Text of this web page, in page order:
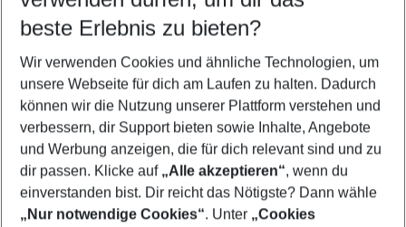
5-8 Nächte
2 Erwachsene Keine Kinder
Mehr Filter anzeigen
beste Erlebnis zu bieten?
Wir verwenden Cookies und ähnliche Technologien, um
unsere Webseite für dich am Laufen zu halten. Dadurch
können wir die Nutzung unserer Plattform verstehen und
verbessern, dir Support bieten sowie Inhalte, Angebote
und Werbung anzeigen, die für dich relevant sind und zu
dir passen. Klicke auf „Alle akzeptieren“, wenn du
einverstanden bist. Dir reicht das Nötigste? Dann wähle
„Nur notwendige Cookies“. Unter „Cookies